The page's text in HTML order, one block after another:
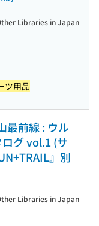
Libraries in Japan
ツ用品
最前線 : ウル
グ vol.1 (サ
』別
Libraries in Japan